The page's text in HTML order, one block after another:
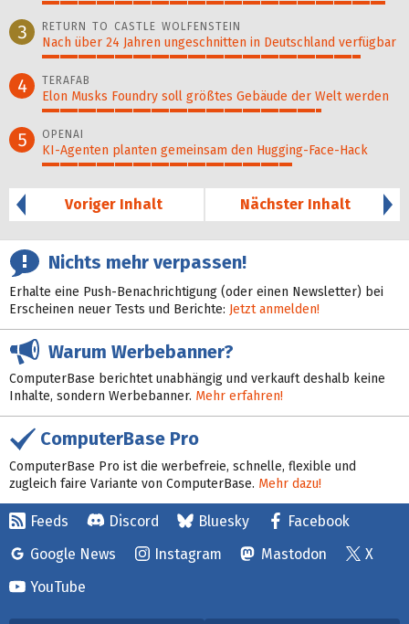
96%
3 RETURN TO CASTLE WOLFENSTEIN
Nach über 24 Jahren ungeschnitten in Deutschland verfügbar
89%
4 TERAFAB
Elon Musks Foundry soll größ­tes Gebäude der Welt werden
78%
5 OPENAI
KI-Agenten planten gemein­sam den Hugging-Face-Hack
70%
Voriger Inhalt
Nächster Inhalt
Nichts mehr verpassen!
Erhalte eine Push-Benachrichtigung (oder einen Newsletter) bei
Erscheinen neuer Tests und Berichte: Jetzt anmelden!
Warum Werbebanner?
ComputerBase berichtet unabhängig und verkauft deshalb keine
Inhalte, sondern Werbebanner. Mehr erfahren!
ComputerBase Pro
ComputerBase Pro ist die werbefreie, schnelle, flexible und
zugleich faire Variante von ComputerBase. Mehr dazu!
Feeds Discord Bluesky
Facebook
Google News
Instagram Mastodon
X
YouTube